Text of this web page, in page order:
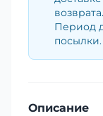
Период
посылки.
Описание